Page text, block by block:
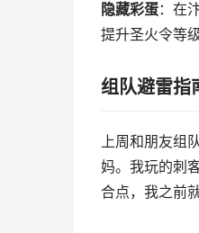
隐藏彩蛋：在
提升圣火令等
组队避雷指
上周和朋友组
妈。我玩的刺
合点，我之前